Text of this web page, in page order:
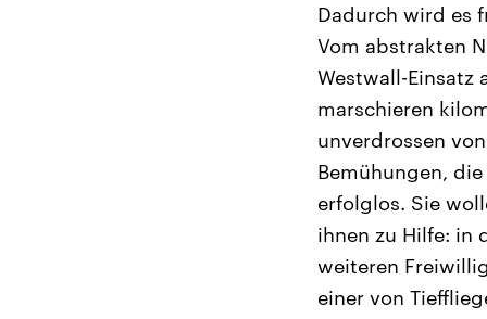
Dadurch wird es
Vom abstrakten
Westwall-Einsatz
marschieren
unverdrossen
Bemühungen,
erfolglos. Sie
ihnen zu Hilfe: in
weiteren
einer von